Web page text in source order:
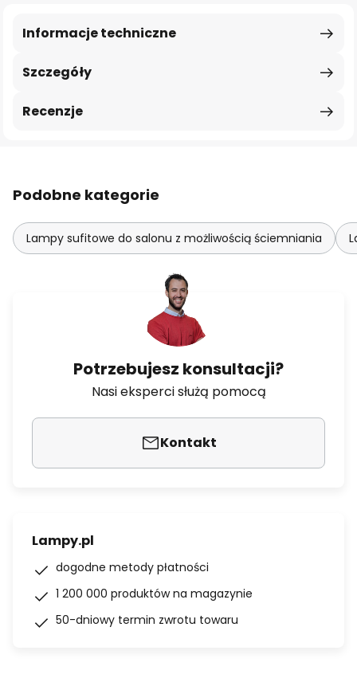
Szczegóły
Informacje techniczne
Recenzje
Podobne kategorie
Lampy sufitowe do salonu z możliwością ściemniania
Potrzebujesz konsultacji?
Nasi eksperci służą pomocą
Kontakt
Lampy.pl
dogodne metody płatności
1 200 000 produktów na magazynie
50-dniowy termin zwrotu towaru